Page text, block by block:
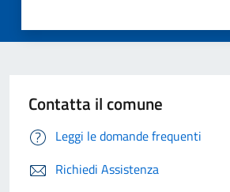
Contatta il comune
Leggi le domande frequenti
Richiedi Assistenza